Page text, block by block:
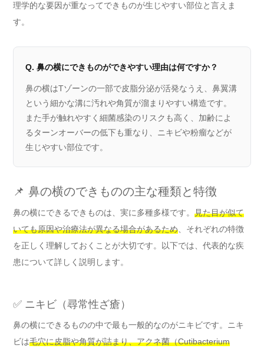
理学的な要因が重なってできものが生じやすい部位と言えま
す。
Q. 鼻の横にできものができやすい理由は何ですか？
鼻の横はTゾーンの一部で皮脂分泌が活発なうえ、鼻翼溝
という細かな溝に汚れや角質が溜まりやすい構造です。
また手が触れやすく細菌感染のリスクも高く、加齢によ
るターンオーバーの低下も重なり、ニキビや粉瘤などが
生じやすい部位です。
📌 鼻の横のできものの主な種類と特徴
鼻の横にできるできものは、実に多種多様です。 見た目が似て
いても原因や治療法が異なる場合があるため、それぞれの特徴
を正しく理解しておくことが大切です。以下では、代表的な疾
患について詳しく説明します。
✅ ニキビ（尋常性ざ瘡）
鼻の横にできるものの中で最も一般的なのがニキビです。ニキ
ビは毛穴に皮脂や角質が詰まり、アクネ菌（Cutibacterium